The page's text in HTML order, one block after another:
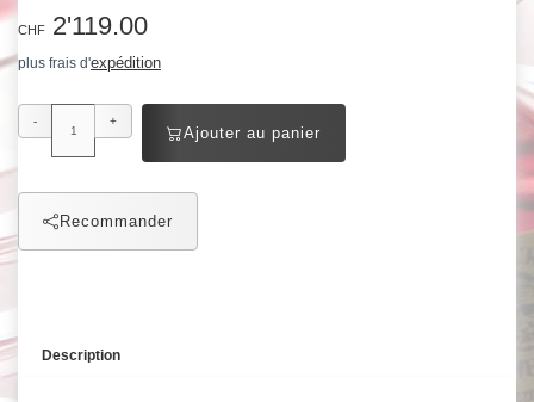
CHF 2'119.00
plus frais d'expédition
- +
Ajouter au panier
Recommander
Description